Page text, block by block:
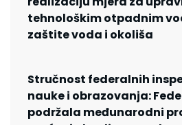
tehnološkim otpadnim
zaštite voda i okoliša
Stručnost federalnih
nauke i obrazovanja:
podržala međunarodni